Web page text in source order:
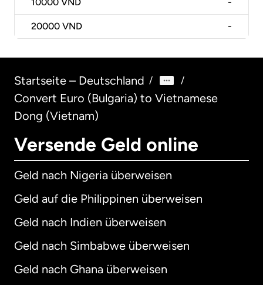
10000 VND -
20000 VND -
Startseite – Deutschland / /
Convert Euro (Bulgaria) to Vietnamese
Dong (Vietnam)
Versende Geld online
Geld nach Nigeria überweisen
Geld auf die Philippinen überweisen
Geld nach Indien überweisen
Geld nach Simbabwe überweisen
Geld nach Ghana überweisen